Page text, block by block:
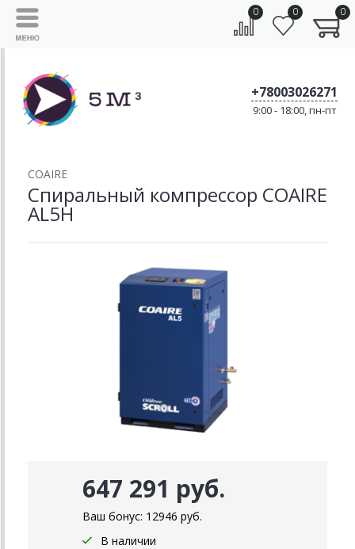
0 0 0
+78003026271
9:00 - 18:00, пн-пт
COAIRE
Спиральный компрессор COAIRE
AL5H
647 291 руб.
Ваш бонус: 12946 руб.
В наличии